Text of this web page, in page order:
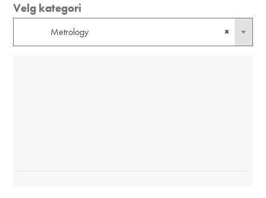
Velg kategori
×
Metrology